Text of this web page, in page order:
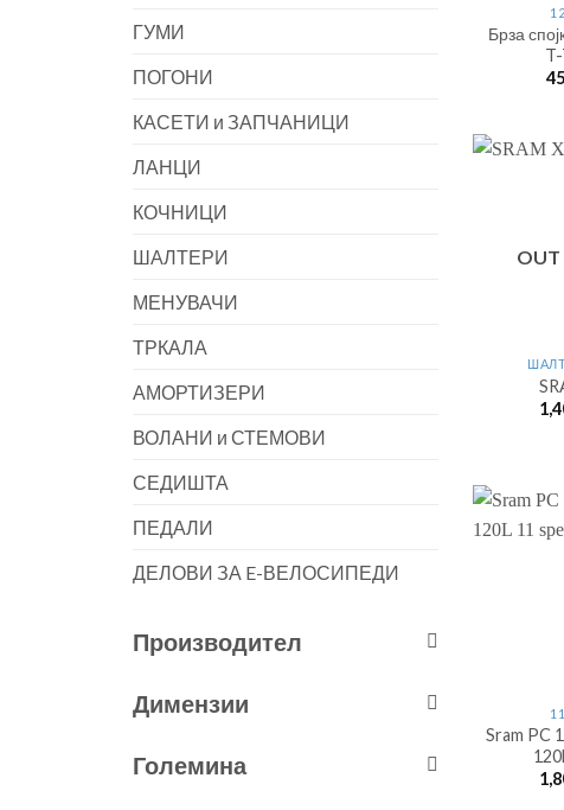
ГУМИ
ПОГОНИ
КАСЕТИ и ЗАПЧАНИЦИ
ЛАНЦИ
КОЧНИЦИ
ШАЛТЕРИ
МЕНУВАЧИ
ТРКАЛА
АМОРТИЗЕРИ
ВОЛАНИ и СТЕМОВИ
СЕДИШТА
ПЕДАЛИ
ДЕЛОВИ ЗА E-ВЕЛОСИПЕДИ
Производител
Димензии
Големина
Брза
OUT
Sram PC